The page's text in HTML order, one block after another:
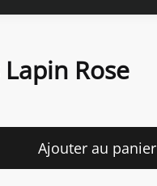
Rose
Ajouter au panier